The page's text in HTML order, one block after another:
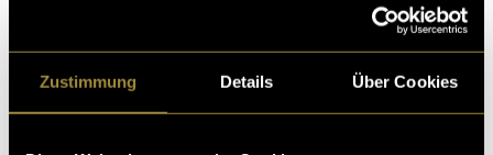
Zustimmung Details Über Cookies